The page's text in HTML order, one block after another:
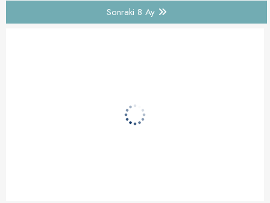
Sonraki 8 Ay